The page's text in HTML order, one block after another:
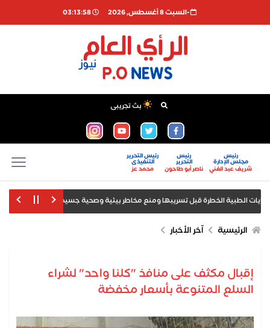
-السبت 8 أغسطس, 2026 03:13:58
بث تجريبى
رئيس
مجلس الإدارة
شريف عبد الغني
رئيس
التحرير
ناصر أبو طاحون
رئيس التحرير
التنفيذى
محمد عز
أمانة
الرئيسية اّخر الأخبار
إقبال مكثف على منافذ "كلنا واحد" لشراء
السلع المتنوعة بأسعار مخفضة